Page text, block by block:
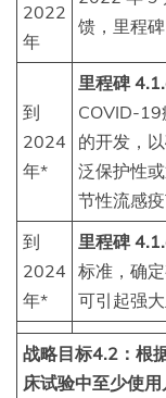
2022
年
馈，里程
到
2024
年*
里程碑
COVID-19
的开发，
泛保护性
节性流感
到
2024
年*
里程碑
标准，确
可引起强
战略目标4.2：根
床试验中至少使